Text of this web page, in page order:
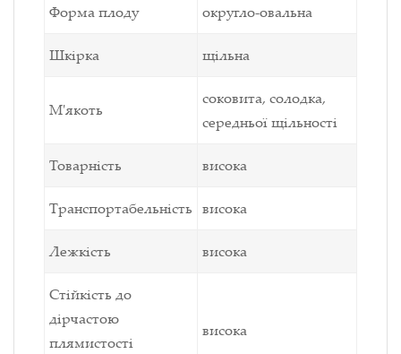
Форма плоду округло-овальна
Шкірка щільна
М'якоть
соковита, солодка,
середньої щільності
Товарність висока
Транспортабельність висока
Лежкість висока
Стійкість до
дірчастою
плямистості
висока